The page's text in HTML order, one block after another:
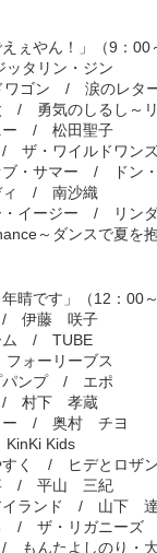
ぇやん！」（9：00
リン・ジン
ワゴン / 涙のレタ
勇気のしるし～リ
ー / 松田聖子
・ワイルドワン
・サマー / ドン・
ィ / 南沙織
イージー / リンダ
～ダンスで夏を
晴です」（12：00
伊藤 咲子
ム / TUBE
ーリーブス
パンプ / エポ
村下 孝蔵
ー / 奥村 チヨ
Kids
く / ヒデとロザ
/ 平山 三紀
イランド / 山下
/ ザ・リガニーズ
んたよしのり・